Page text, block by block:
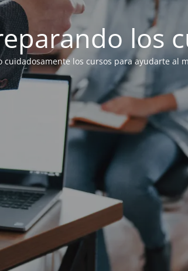
los
cuidadosamente los cursos para ayudarte al